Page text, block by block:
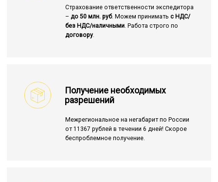
Страхование ответственности экспедитора
– до 50 млн. руб. Можем принимать с НДС/
без НДС/наличными. Работа строго по
договору.
Получение необходимых
разрешений
Межрегиональное на негабарит по России
от 11367 рублей в течении 6 дней! Скорое
беспроблемное получение.